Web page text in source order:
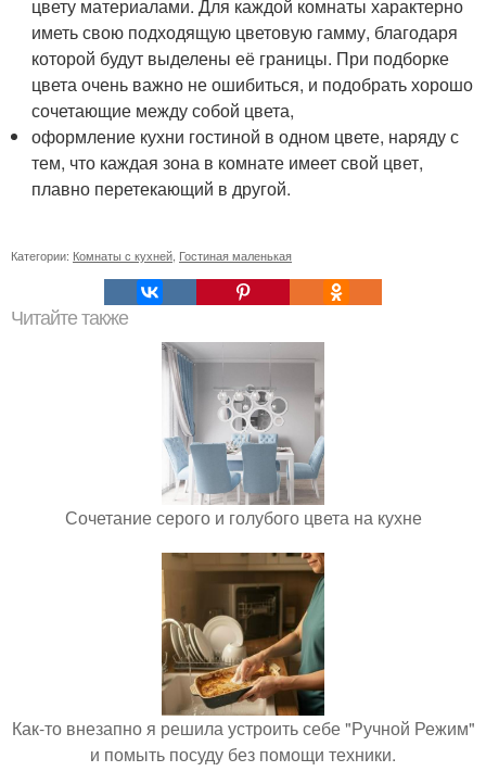
цвету материалами. Для каждой комнаты характерно
иметь свою подходящую цветовую гамму, благодаря
которой будут выделены её границы. При подборке
цвета очень важно не ошибиться, и подобрать хорошо
сочетающие между собой цвета,
оформление кухни гостиной в одном цвете, наряду с
тем, что каждая зона в комнате имеет свой цвет,
плавно перетекающий в другой.
Категории: Комнаты с кухней Гостиная маленькая
Читайте также
Сочетание серого и голубого цвета на кухне
Как-то внезапно я решила устроить себе "Ручной Режим"
и помыть посуду без помощи техники.